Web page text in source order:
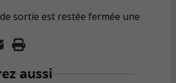
sortie est restée fermée une
aussi